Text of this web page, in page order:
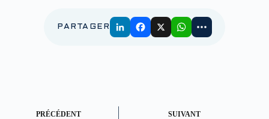
PARTAGER
PRÉCÉDENT SUIVANT